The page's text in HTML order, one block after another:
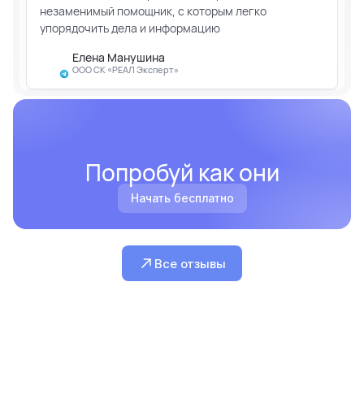
незаменимый помощник, с которым легко
упорядочить дела и информацию
Елена Манушина
ООО СК «РЕАЛ Эксперт»
Попробуй как они
Начать бесплатно
Все отзывы